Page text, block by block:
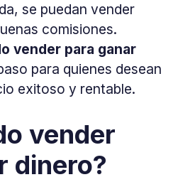
se puedan vender
comisiones.
vender para ganar
para quienes desean
exitoso y rentable.
vender
dinero?